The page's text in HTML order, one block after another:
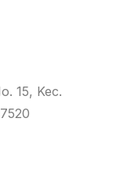
15, Kec.